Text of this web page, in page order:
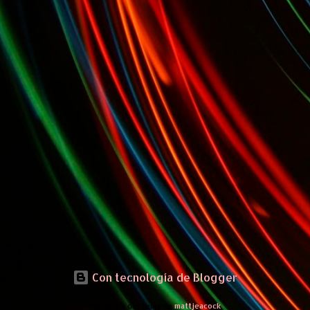
Con tecnología de Blogger
Imágenes del tema demattjeacock